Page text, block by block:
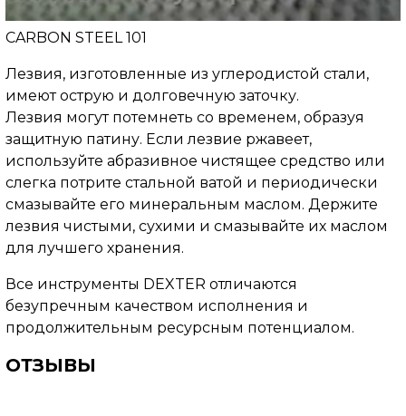
CARBON STEEL 101
Лезвия, изготовленные из углеродистой стали,
имеют острую и долговечную заточку.
Лезвия могут потемнеть со временем, образуя
защитную патину. Если лезвие ржавеет,
используйте абразивное чистящее средство или
слегка потрите стальной ватой и периодически
смазывайте его минеральным маслом. Держите
лезвия чистыми, сухими и смазывайте их маслом
для лучшего хранения.
Все инструменты DEXTER отличаются
безупречным качеством исполнения и
продолжительным ресурсным потенциалом.
ОТЗЫВЫ